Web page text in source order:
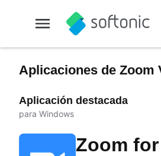
Aplicaciones de Zoom
Aplicación destacada
para Windows
Zoom